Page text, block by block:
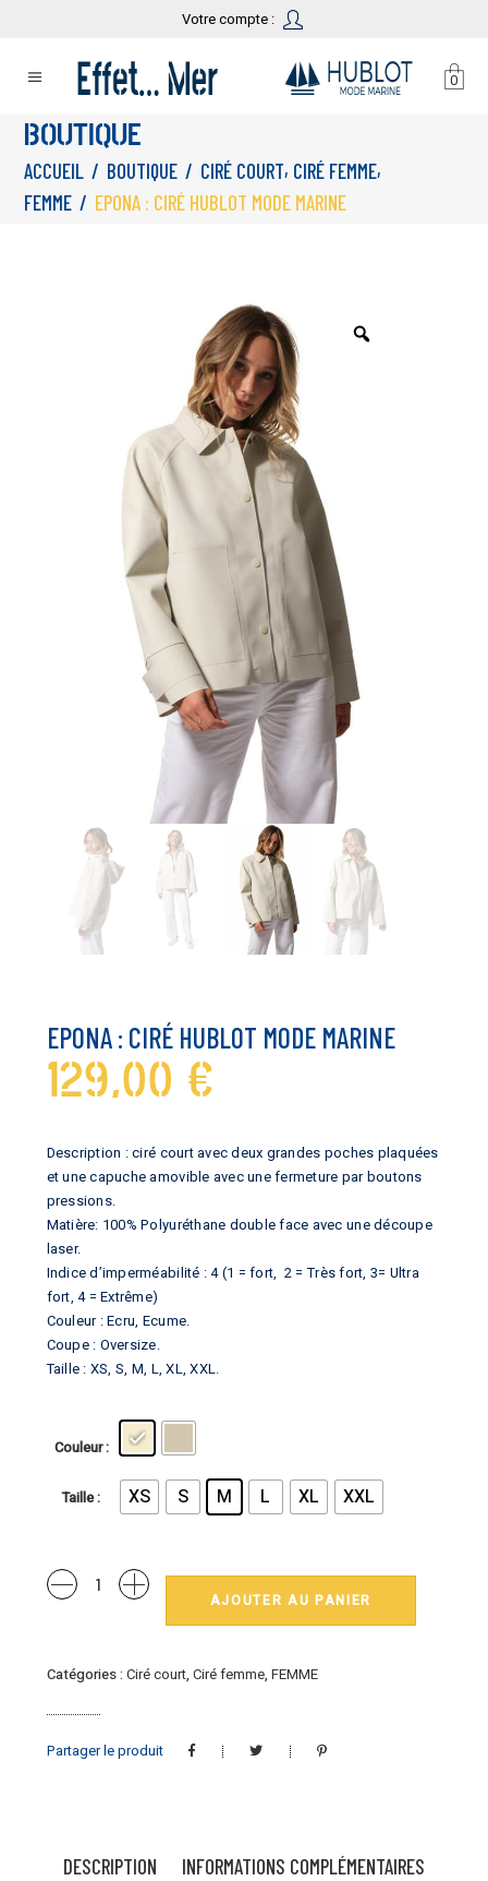
Votre compte :
0
BOUTIQUE
ACCUEIL / BOUTIQUE / CIRÉ COURT, CIRÉ FEMME,
FEMME / EPONA : CIRÉ HUBLOT MODE MARINE
EPONA : CIRÉ HUBLOT MODE MARINE
129,00 €
Description : ciré court avec deux grandes poches plaquées
et une capuche amovible avec une fermeture par boutons
pressions.
Matière: 100% Polyuréthane double face avec une découpe
laser.
Indice d’imperméabilité : 4 (1 = fort, 2 = Très fort, 3= Ultra
fort, 4 = Extrême)
Couleur : Ecru, Ecume.
Coupe : Oversize.
Taille : XS, S, M, L, XL, XXL.
Couleur
Taille XS S M L XL XXL
Quantité
Epona
Hublot
AJOUTER AU PANIER
Catégories : Ciré court, Ciré femme, FEMME
Partager le produit
DESCRIPTION
INFORMATIONS COMPLÉMENTAIRES